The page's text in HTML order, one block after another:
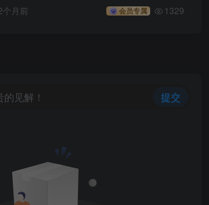
个月前 会员专属 1329
见解！ 提交